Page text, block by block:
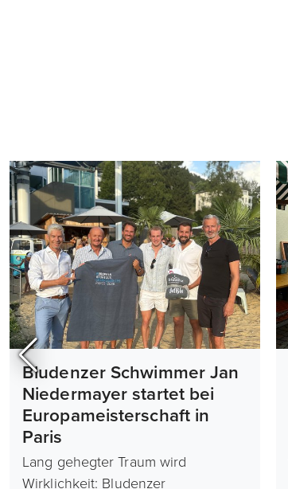
Bludenzer Schwimmer Jan
Niedermayer startet bei
Europameisterschaft in
Paris
Lang gehegter Traum wird
Wirklichkeit: Bludenzer